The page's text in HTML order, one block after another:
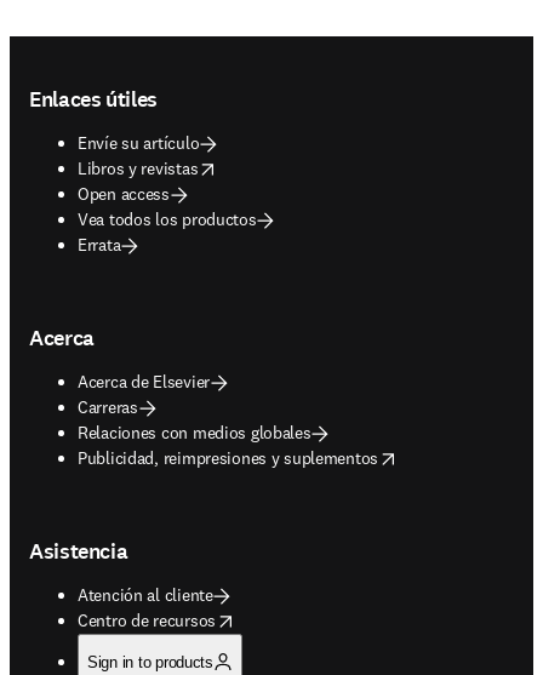
Enlaces útiles
Envíe su artículo
Libros y revistas
opens in new tab/window
Open access
Vea todos los productos
Errata
Acerca
Acerca de Elsevier
Carreras
Relaciones con medios globales
Publicidad, reimpresiones y suplementos
opens in new tab/window
Asistencia
Atención al cliente
Centro de recursos
opens in new tab/window
Sign in to products